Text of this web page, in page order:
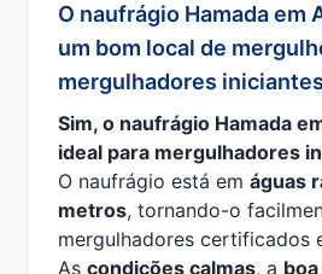
O naufrágio Hamada em
um bom local de
mergulhadores
Sim, o naufrágio Hamada
ideal para mergulhadores
O naufrágio está em águas
metros, tornando-o
mergulhadores certificados
As condições calmas, a